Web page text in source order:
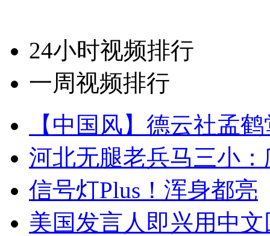
24小时视频排行
一周视频排行
【中国风】德云社孟
河北无腿老兵马三小
信号灯Plus！浑身都亮
美国发言人即兴用中